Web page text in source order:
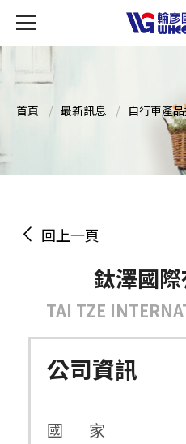
首頁 最新訊息 自行車產
回上一頁
鈦澤國
TAI TZE
公司資訊
國 家